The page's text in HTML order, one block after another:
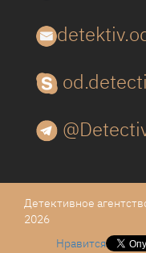
Детективное
2026
Нравится